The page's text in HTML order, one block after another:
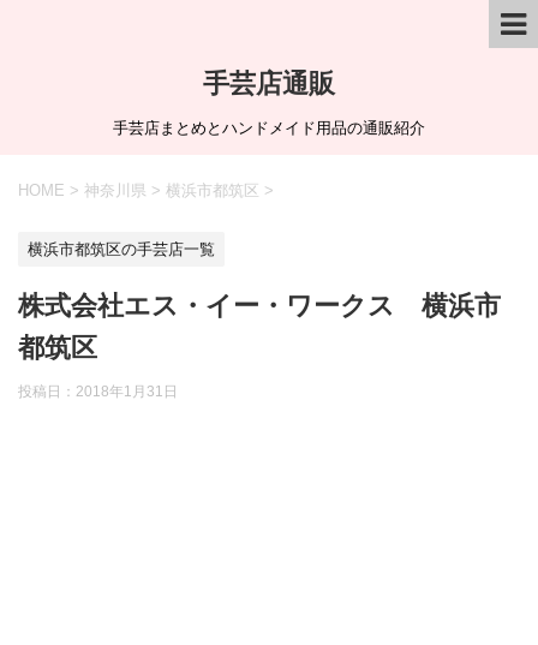
手芸店通販
手芸店まとめとハンドメイド用品の通販紹介
HOME > 神奈川県 > 横浜市都筑区 >
横浜市都筑区の手芸店一覧
株式会社エス・イー・ワークス 横浜市
都筑区
投稿日： 2018年1月31日